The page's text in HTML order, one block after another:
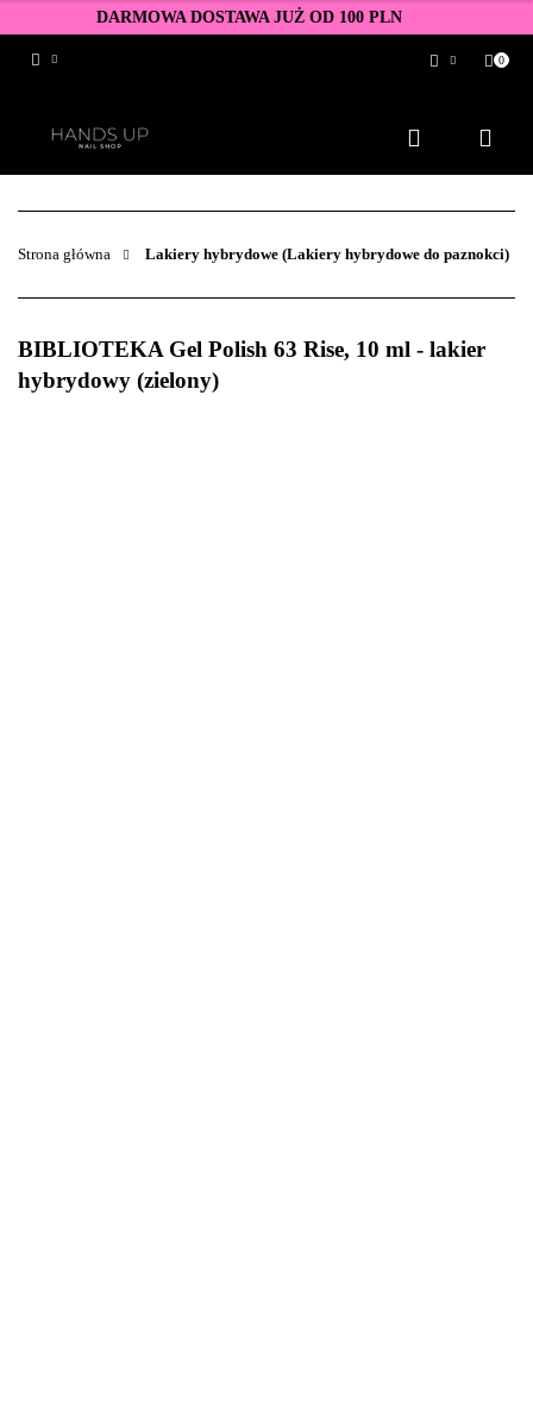
DARMOWA DOSTAWA JUŻ OD 100 PLN
Zarejestruj się
Dodaj zgłoszenie
Zgody cookies
0
Strona główna Lakiery hybrydowe (Lakiery hybrydowe do paznokci)
BIBLIOTEKA Gel Polish 63 Rise, 10 ml - lakier
hybrydowy (zielony)